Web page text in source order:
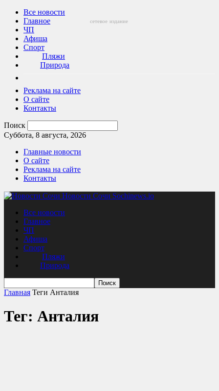
Все новости
Главное
ЧП
Афиша
Спорт
Пляжи
Природа
Реклама на сайте
О сайте
Контакты
Поиск
Суббота, 8 августа, 2026
Главные новости
О сайте
Реклама на сайте
Контакты
Новости Сочи Sochinews.io
сетевое издание
Все новости
Главное
ЧП
Афиша
Спорт
Пляжи
Природа
Главная Теги Анталия
Тег: Анталия